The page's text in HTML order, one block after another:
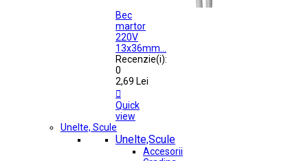
Bec
martor
220V
13x36mm...
Recenzie(i):
0
2,69 Lei

Quick
view
Unelte, Scule
Unelte,Scule
Accesorii